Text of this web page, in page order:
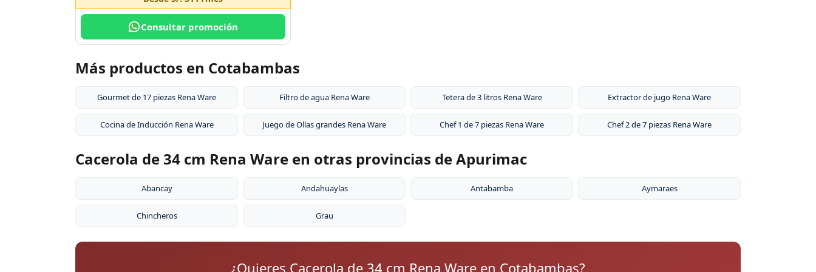
Consultar promoción
Más productos en Cotabambas
Gourmet de 17 piezas Rena Ware Filtro de agua Rena Ware Tetera de 3 litros Rena Ware Extractor de jugo Rena Ware
Cocina de Inducción Rena Ware Juego de Ollas grandes Rena Ware Chef 1 de 7 piezas Rena Ware Chef 2 de 7 piezas Rena Ware
Cacerola de 34 cm Rena Ware en otras provincias de Apurimac
Abancay Andahuaylas Antabamba Aymaraes
Chincheros Grau
¿Quieres Cacerola de 34 cm Rena Ware en Cotabambas?